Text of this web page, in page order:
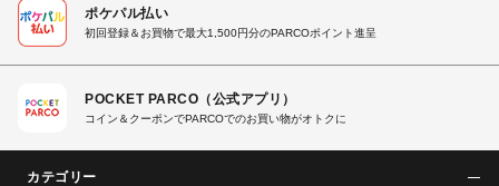
ポケパル払い
初回登録＆お買物で最大1,500円分のPARCOポイント進呈
POCKET PARCO（公式アプリ）
コイン＆クーポンでPARCOでのお買い物がオトクに
カテゴリー